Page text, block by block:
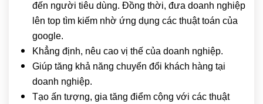
đến người tiêu dùng. Đồng thời, đưa doanh nghiệp
lên top tìm kiếm nhờ ứng dụng các thuật toán của
google.
Khẳng định, nêu cao vị thế của doanh nghiệp.
Giúp tăng khả năng chuyển đổi khách hàng tại
doanh nghiệp.
Tạo ấn tượng, gia tăng điểm cộng với các thuật